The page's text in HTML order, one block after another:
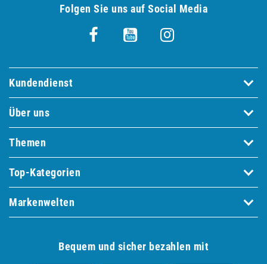
Folgen Sie uns auf Social Media
Kundendienst
Über uns
Themen
Top-Kategorien
Markenwelten
Bequem und sicher bezahlen mit